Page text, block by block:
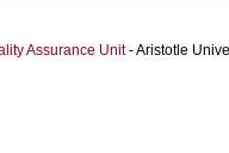
Assurance Unit- Aristotle